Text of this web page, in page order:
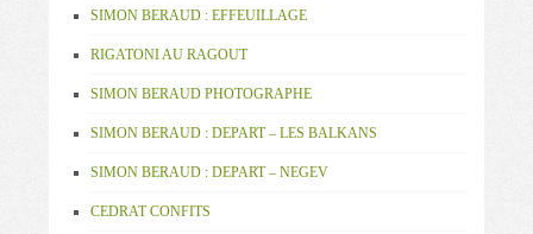
SIMON BERAUD : EFFEUILLAGE
RIGATONI AU RAGOUT
SIMON BERAUD PHOTOGRAPHE
SIMON BERAUD : DEPART – LES BALKANS
SIMON BERAUD : DEPART – NEGEV
CEDRAT CONFITS